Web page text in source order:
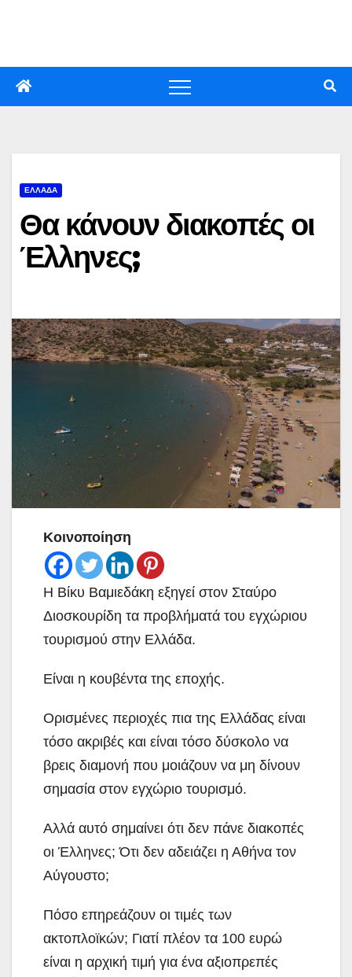
ΕΛΛΑΔΑ
Θα κάνουν διακοπές οι
Έλληνες;
Κοινοποίηση
Η Βίκυ Βαμιεδάκη εξηγεί στον Σταύρο
Διοσκουρίδη τα προβλήματά του εγχώριου
τουρισμού στην Ελλάδα.
Είναι η κουβέντα της εποχής.
Ορισμένες περιοχές πια της Ελλάδας είναι
τόσο ακριβές και είναι τόσο δύσκολο να
βρεις διαμονή που μοιάζουν να μη δίνουν
σημασία στον εγχώριο τουρισμό.
Αλλά αυτό σημαίνει ότι δεν πάνε διακοπές
οι Έλληνες; Ότι δεν αδειάζει η Αθήνα τον
Αύγουστο;
Πόσο επηρεάζουν οι τιμές των
ακτοπλοϊκών; Γιατί πλέον τα 100 ευρώ
είναι η αρχική τιμή για ένα αξιοπρεπές